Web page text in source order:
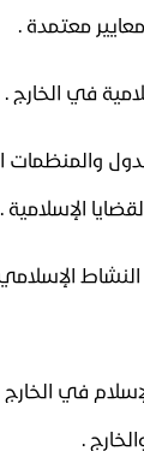
والمنظمات
الإسلامية .
في
.